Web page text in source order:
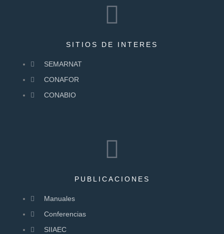
SITIOS DE INTERES
SEMARNAT
CONAFOR
CONABIO
PUBLICACIONES
Manuales
Conferencias
SIIAEC